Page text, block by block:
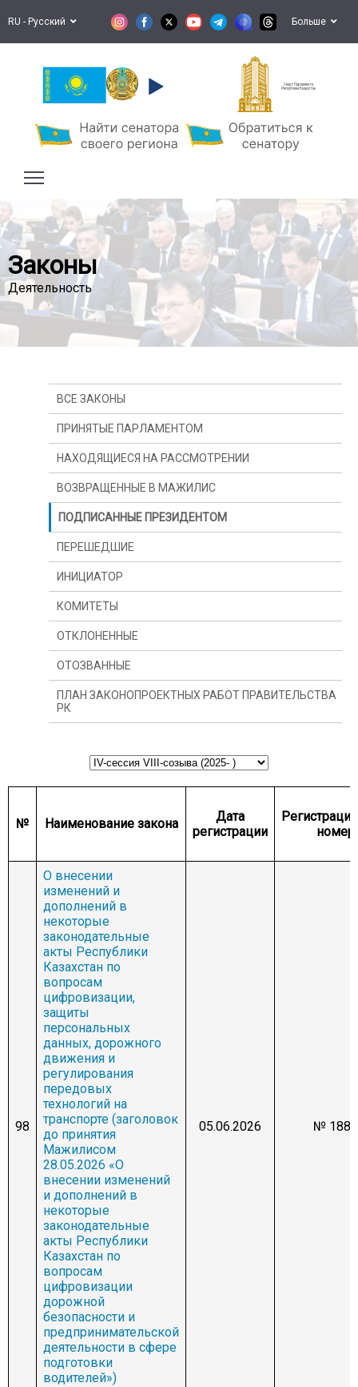
RU - Русский Больше
Сенат Парламента
Республики Казахстан
Законы
Деятельность
№ Наименование закона
Дата
регистрации
номер
98
О внесении
изменений и
дополнений в
некоторые
законодательные
акты Республики
Казахстан по
вопросам
цифровизации,
защиты
персональных
данных, дорожного
движения и
регулирования
передовых
технологий на
транспорте (заголовок
до принятия
Мажилисом
28.05.2026 «О
внесении изменений
и дополнений в
некоторые
законодательные
акты Республики
Казахстан по
вопросам
цифровизации
дорожной
безопасности и
предпринимательской
деятельности в сфере
подготовки
водителей»)
05.06.2026 № 1880
ВСЕ ЗАКОНЫ
ПРИНЯТЫЕ ПАРЛАМЕНТОМ
НАХОДЯЩИЕСЯ НА РАССМОТРЕНИИ
ВОЗВРАЩЕННЫЕ В МАЖИЛИС
ПОДПИСАННЫЕ ПРЕЗИДЕНТОМ
ПЕРЕШЕДШИЕ
С ПРОШЛОГО ГОДА
С ПРОШЛОЙ СЕССИИ
ИНИЦИАТОР
ПРЕЗИДЕНТ
ДЕПУТАТ(Ы)
ПРАВИТЕЛЬСТВО
КОМИТЕТЫ
КОМИТЕТ ПО КОНСТИТУЦИОННОМУ
ЗАКОНОДАТЕЛЬСТВУ, СУДЕБНОЙ СИСТЕМЕ И
ПРАВООХРАНИТЕЛЬНЫМ ОРГАНАМ
КОМИТЕТ ПО ФИНАНСАМ И БЮДЖЕТУ
КОМИТЕТ ПО МЕЖДУНАРОДНЫМ
КОМИТЕТ ПО АГРАРНЫМ ВОПРОСАМ,
СЕЛЬСКИХ ТЕРРИТОРИЙ
КОМИТЕТ ПО СОЦИАЛЬНО-КУЛЬТУРНОМУ
РАЗВИТИЮ И НАУКЕ
КОМИТЕТ ПО ЭКОНОМИЧЕСКОЙ ПОЛИТИКЕ,
ИННОВАЦИОННОМУ РАЗВИТИЮ И
ПРЕДПРИНИМАТЕЛЬСТВУ
ОТКЛОНЕННЫЕ
ОТОЗВАННЫЕ
ПЛАН ЗАКОНОПРОЕКТНЫХ РАБОТ ПРАВИТЕЛЬСТВА
РК